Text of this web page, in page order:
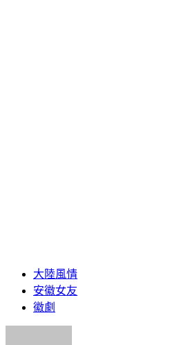
大陸風情
安徽女友
徽劇